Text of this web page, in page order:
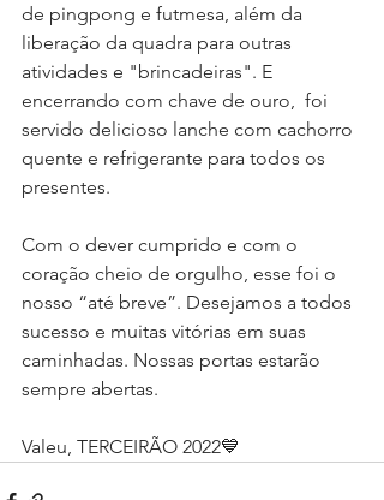
de pingpong e futmesa, além da
liberação da quadra para outras
atividades e "brincadeiras". E
encerrando com chave de ouro,  foi
servido delicioso lanche com cachorro
quente e refrigerante para todos os
presentes.
Com o dever cumprido e com o
coração cheio de orgulho, esse foi o
nosso “até breve”. Desejamos a todos
sucesso e muitas vitórias em suas
caminhadas. Nossas portas estarão
sempre abertas.
Valeu, TERCEIRÃO 2022💙